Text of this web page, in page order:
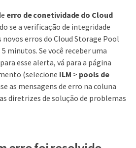
erro de conetividade do Cloud
se a verificação de integridade
erros do Cloud Storage Pool
minutos. Se você receber uma
esse alerta, vá para a página
(selecione ILM > pools de
as mensagens de erro na coluna
diretrizes de solução de problemas